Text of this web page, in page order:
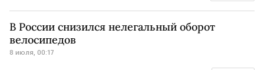
ВАШИНГТОН МГТУ им. Н.Э. Баумана
В России снизился нелегальный оборот
велосипедов
8 июля, 00:17